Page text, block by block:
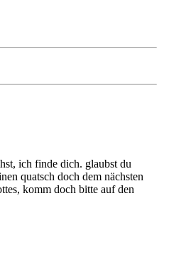
ich finde dich. glaubst du
quatsch doch dem nächsten
komm doch bitte auf den